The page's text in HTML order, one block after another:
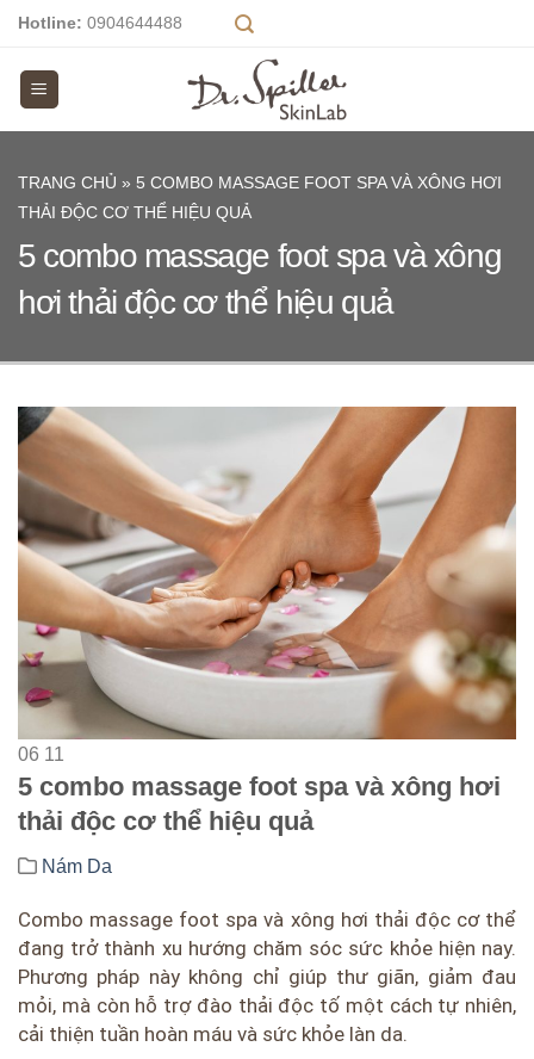
Skip
content
Hotline: 0904644488
TRANG CHỦ » 5 COMBO MASSAGE FOOT SPA VÀ XÔNG HƠI
THẢI ĐỘC CƠ THỂ HIỆU QUẢ
5 combo massage foot spa và xông
hơi thải độc cơ thể hiệu quả
06 11
5 combo massage foot spa và xông hơi
thải độc cơ thể hiệu quả
Nám Da
Combo massage foot spa và xông hơi thải độc cơ thể
đang trở thành xu hướng chăm sóc sức khỏe hiện nay.
Phương pháp này không chỉ giúp thư giãn, giảm đau
mỏi, mà còn hỗ trợ đào thải độc tố một cách tự nhiên,
cải thiện tuần hoàn máu và sức khỏe làn da.